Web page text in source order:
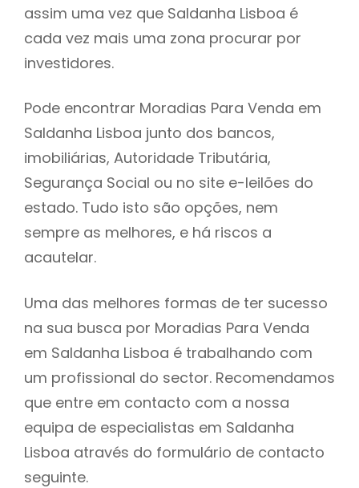
assim uma vez que Saldanha Lisboa é
cada vez mais uma zona procurar por
investidores.
Pode encontrar Moradias Para Venda em
Saldanha Lisboa junto dos bancos,
imobiliárias, Autoridade Tributária,
Segurança Social ou no site e-leilões do
estado. Tudo isto são opções, nem
sempre as melhores, e há riscos a
acautelar.
Uma das melhores formas de ter sucesso
na sua busca por Moradias Para Venda
em Saldanha Lisboa é trabalhando com
um profissional do sector. Recomendamos
que entre em contacto com a nossa
equipa de especialistas em Saldanha
Lisboa através do formulário de contacto
seguinte.